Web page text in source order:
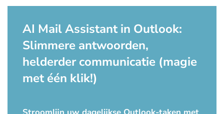
AI Mail Assistant in Outlook:
Slimmere antwoorden,
helderder communicatie (magie
met één klik!)